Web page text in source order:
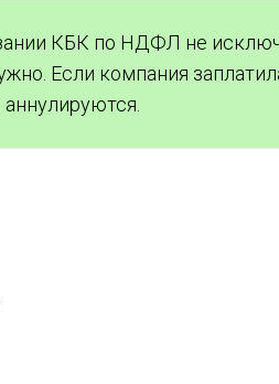
КБК по НДФЛ не
Если компания